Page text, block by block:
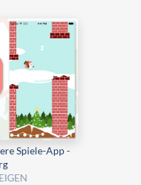
Spiele-App -